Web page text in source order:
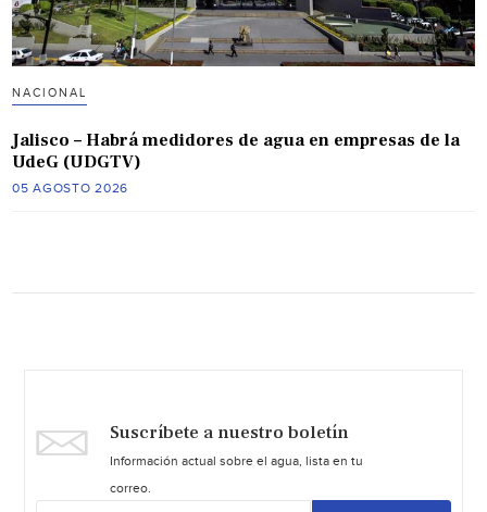
NACIONAL
Jalisco – Habrá medidores de agua en empresas de la
UdeG (UDGTV)
05 AGOSTO 2026
Suscríbete a nuestro boletín
Información actual sobre el agua, lista en tu
correo.